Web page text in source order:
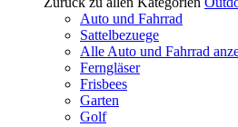
Auto und Fahrrad
Sattelbezuege
Alle Auto und Fahrrad
Ferngläser
Frisbees
Garten
Golf